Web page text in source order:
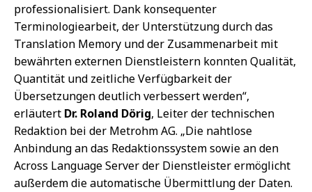
professionalisiert. Dank konsequenter
Terminologiearbeit, der Unterstützung durch das
Translation Memory und der Zusammenarbeit mit
bewährten externen Dienstleistern konnten Qualität,
Quantität und zeitliche Verfügbarkeit der
Übersetzungen deutlich verbessert werden“,
erläutert Dr. Roland Dörig, Leiter der technischen
Redaktion bei der Metrohm AG. „Die nahtlose
Anbindung an das Redaktionssystem sowie an den
Across Language Server der Dienstleister ermöglicht
außerdem die automatische Übermittlung der Daten.